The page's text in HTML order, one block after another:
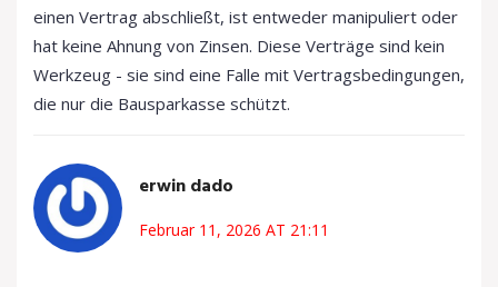
einen Vertrag abschließt, ist entweder manipuliert oder
hat keine Ahnung von Zinsen. Diese Verträge sind kein
Werkzeug - sie sind eine Falle mit Vertragsbedingungen,
die nur die Bausparkasse schützt.
erwin dado
Februar 11, 2026 AT 21:11